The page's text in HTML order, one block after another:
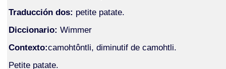
Traducción dos: petite patate.
Diccionario: Wimmer
Contexto:camohtôntli, diminutif de camohtli.
Petite patate.